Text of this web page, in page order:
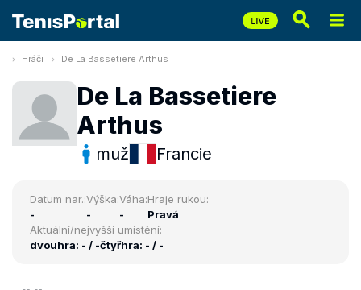
Hráči De La Bassetiere Arthus
De La Bassetiere
Arthus
muž Francie
Datum nar.:
-
Výška:
-
Váha:
-
Hraje rukou:
Pravá
Aktuální/nejvyšší umístění:
dvouhra: - / -čtyřhra: - / -